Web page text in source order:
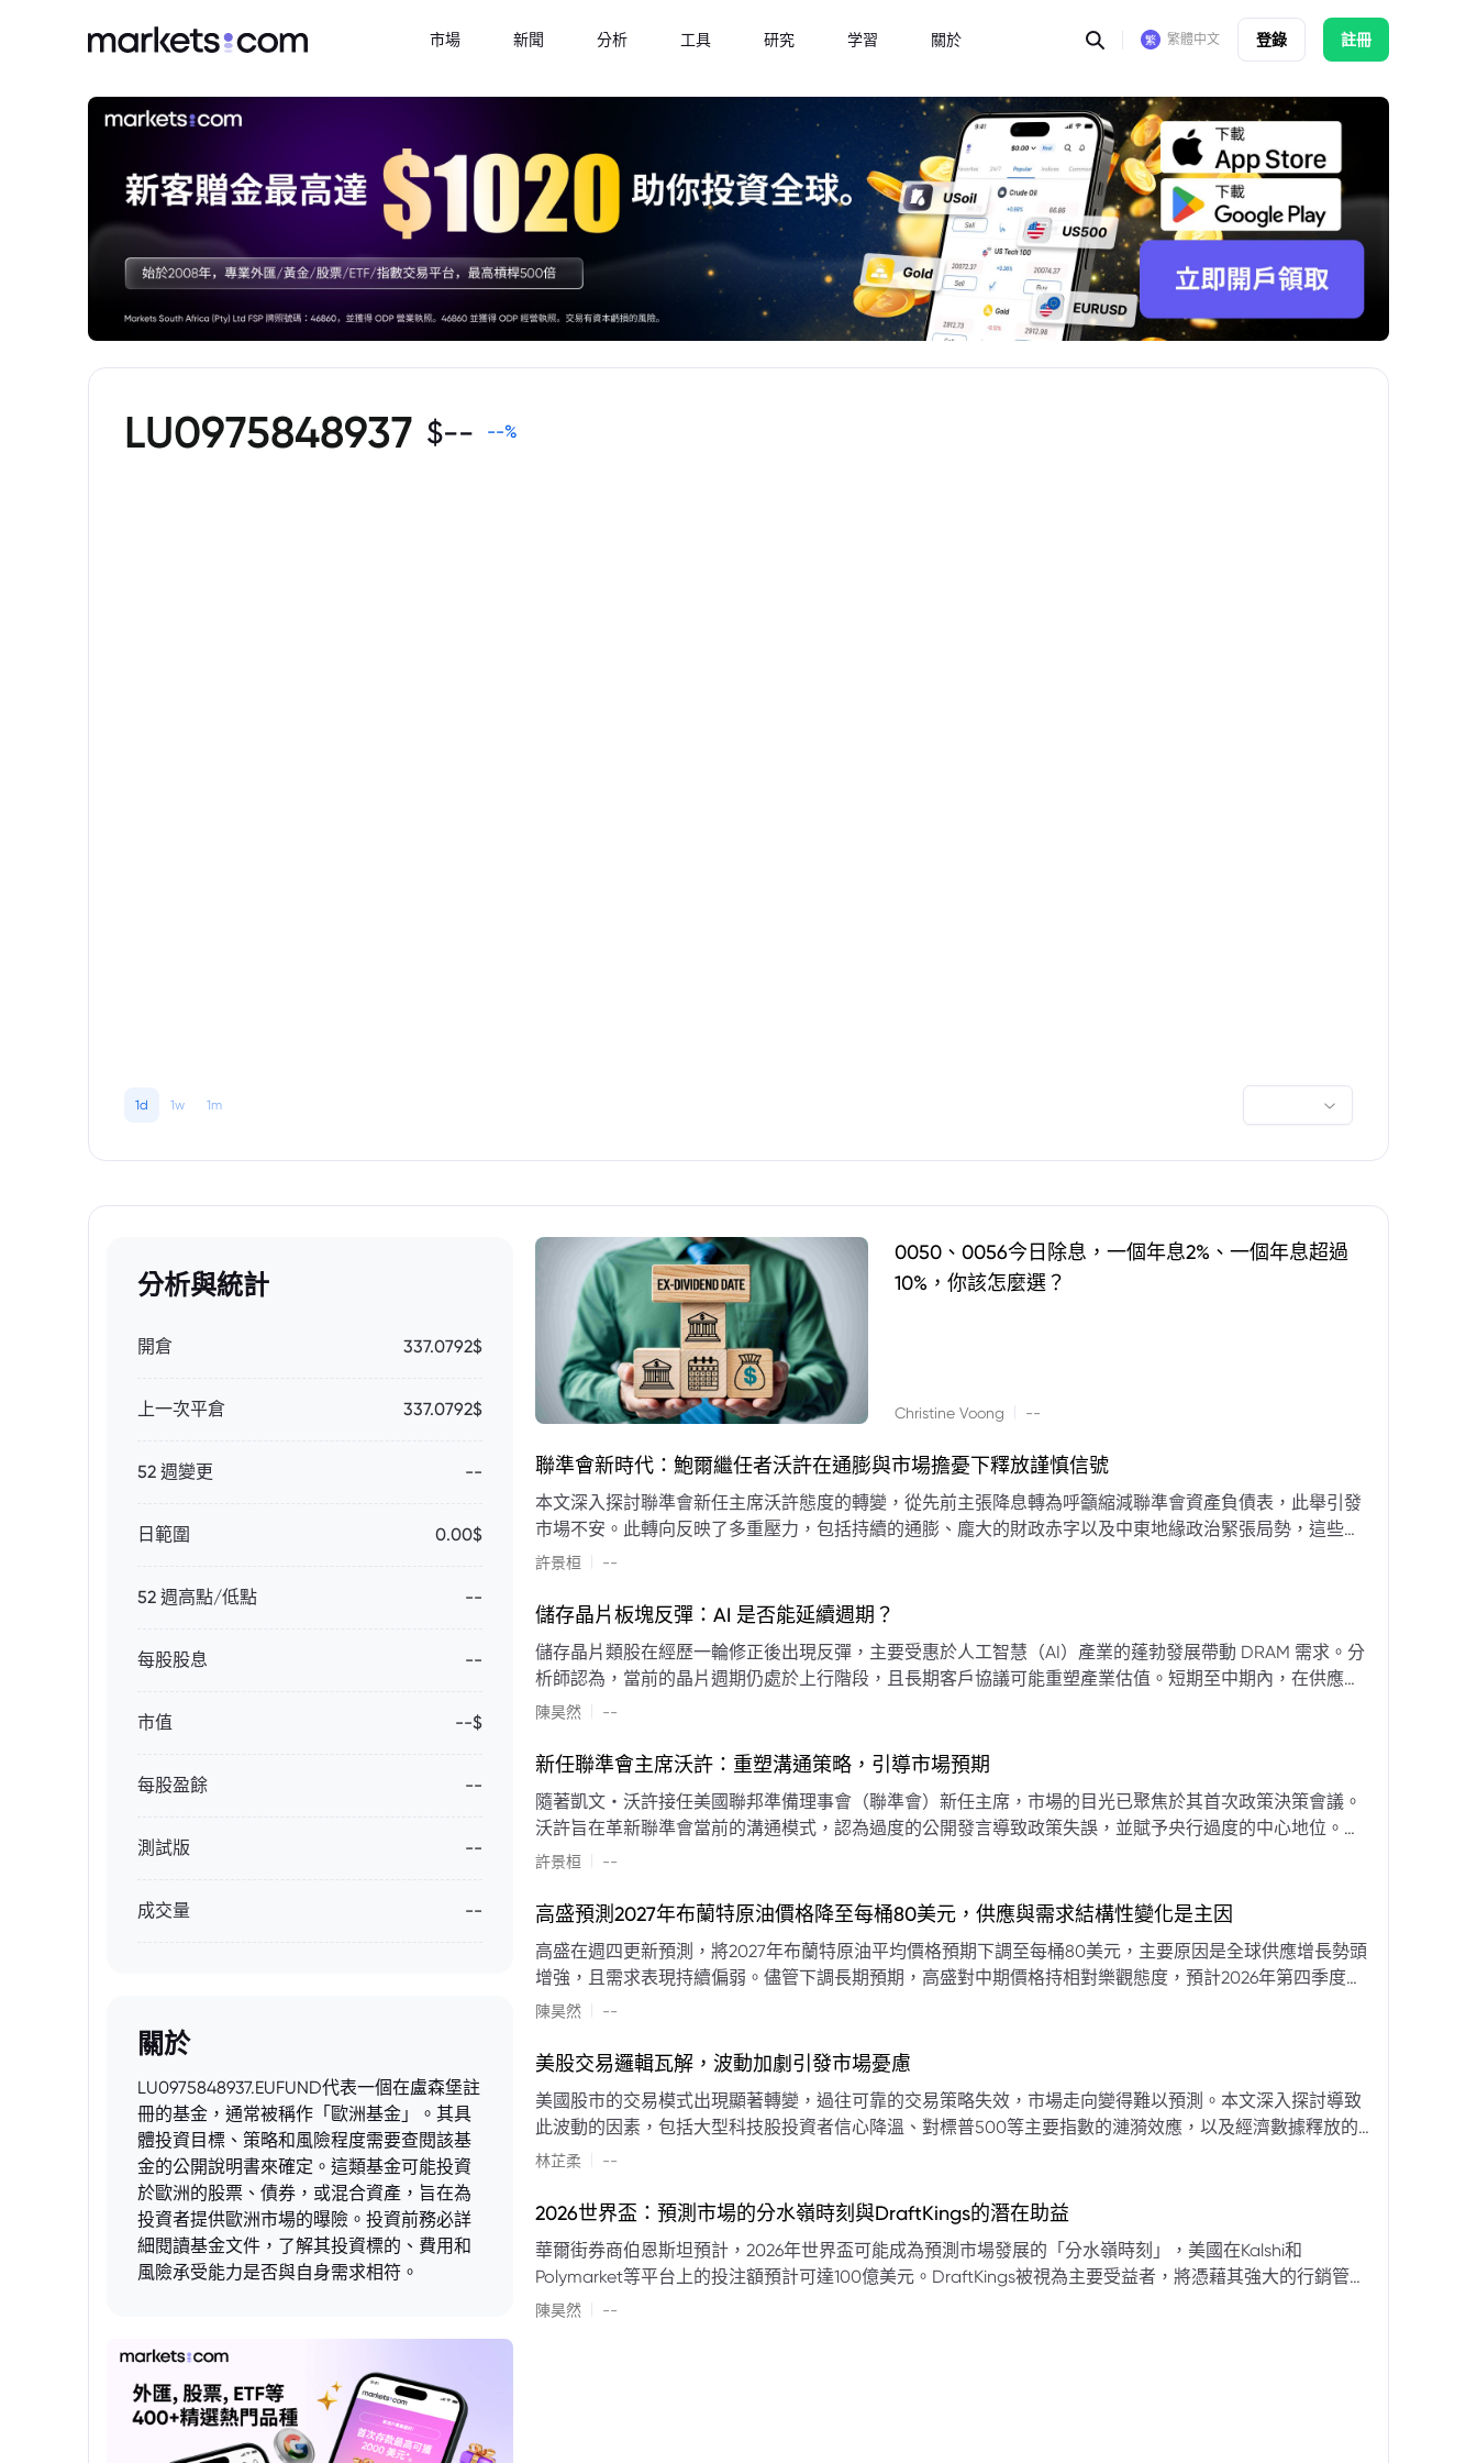
市場 新聞 分析 工具 研究 学習 關於 繁體中文 登錄 註冊
LU0975848937 $-- --%
1d 1w 1m
分析與統計
開倉 337.0792$
上一次平倉 337.0792$
52 週變更 --
日範圍 0.00$
52 週高點/低點 --
每股股息 --
市值 --$
每股盈餘 --
測試版 --
成交量 --
關於
LU0975848937.EUFUND代表一個在盧森堡註
冊的基金，通常被稱作「歐洲基金」。其具
體投資目標、策略和風險程度需要查閱該基
金的公開說明書來確定。這類基金可能投資
於歐洲的股票、債券，或混合資產，旨在為
投資者提供歐洲市場的曝險。投資前務必詳
細閱讀基金文件，了解其投資標的、費用和
風險承受能力是否與自身需求相符。
0050、0056今日除息，一個年息2%、一個年息超過
10%，你該怎麼選？
Christine Voong --
聯準會新時代：鮑爾繼任者沃許在通膨與市場擔憂下釋放謹慎信號
本文深入探討聯準會新任主席沃許態度的轉變，從先前主張降息轉為呼籲縮減聯準會資產負債表，此舉引發
市場不安。此轉向反映了多重壓力，包括持續的通膨、龐大的財政赤字以及中東地緣政治緊張局勢，這些因
素限制了聯準會實施降息或激進縮減資產負債表的空間。專家預計將進入政策觀望期，重點將放在維持較高
許景桓 --
儲存晶片板塊反彈：AI 是否能延續週期？
儲存晶片類股在經歷一輪修正後出現反彈，主要受惠於人工智慧（AI）產業的蓬勃發展帶動 DRAM 需求。分
析師認為，當前的晶片週期仍處於上行階段，且長期客戶協議可能重塑產業估值。短期至中期內，在供應受
限的支撐下，價格預期將持續走高。
陳昊然 --
新任聯準會主席沃許：重塑溝通策略，引導市場預期
隨著凱文・沃許接任美國聯邦準備理事會（聯準會）新任主席，市場的目光已聚焦於其首次政策決策會議。
沃許旨在革新聯準會當前的溝通模式，認為過度的公開發言導致政策失誤，並賦予央行過度的中心地位。他
計畫重塑政策預期的發布方式及其頻率，目標是減少對預期市場信號的依賴，並強化對經濟基本面的關注。
許景桓 --
高盛預測2027年布蘭特原油價格降至每桶80美元，供應與需求結構性變化是主因
高盛在週四更新預測，將2027年布蘭特原油平均價格預期下調至每桶80美元，主要原因是全球供應增長勢頭
增強，且需求表現持續偏弱。儘管下調長期預期，高盛對中期價格持相對樂觀態度，預計2026年第四季度布
蘭特原油均價為每桶90美元。該行認為，美國、巴西、圭亞那、委內瑞拉及阿聯酋的產量提升，加上需求端
其影響低於預期，二季度的全球供應缺口（每日500萬至600萬桶）因需求疲軟和市場已存在的供過於求而
口受阻持續，2026年底油價可能升至每桶110美元以上，極端情況下2027年甚至可能觸及140美元。相對地，
若供應快速恢復且需求進一步走弱，2026年底油價可能回落至每桶70美元左右，2027年則可能降至每桶60
美元。
陳昊然 --
美股交易邏輯瓦解，波動加劇引發市場憂慮
美國股市的交易模式出現顯著轉變，過往可靠的交易策略失效，市場走向變得難以預測。本文深入探討導致
此波動的因素，包括大型科技股投資者信心降溫、對標普500等主要指數的漣漪效應，以及經濟數據釋放的
矛盾信號。專家意見顯示，雙向交易與市場震盪加劇將成為新常態。重點摘要包括：先前「逢低買入」策略
點：** * **交易邏輯轉變：** 順勢做多的市場邏輯已瓦解，市場走向變得難以預測。 * **科技股信心減弱：**
現顯著的單日反轉幅度，整體市場穩定性大幅下降。 * **經濟數據拉扯：** 經濟數據表現出韌性與聯準會緊
縮貨幣政策預期升溫之間形成拉扯，加劇市場不確定性。 * **專家預期：** 預計將持續出現板塊輪動與風格
切換，投資者意見分歧程度處於極高水平。 * **聚焦聯準會：** 聯準會的利率決議及後續記者會，被視為短
林芷柔 --
2026世界盃：預測市場的分水嶺時刻與DraftKings的潛在助益
華爾街券商伯恩斯坦預計，2026年世界盃可能成為預測市場發展的「分水嶺時刻」，美國在Kalshi和
Polymarket等平台上的投注額預計可達100億美元。DraftKings被視為主要受益者，將憑藉其強大的行銷管
道、西班牙語轉播權以及對預測市場業務的拓展，為即將到來的NFL賽季做準備。
陳昊然 --